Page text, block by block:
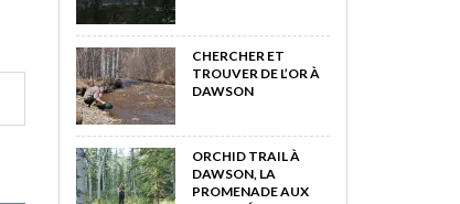
CHERCHER ET
TROUVER DE L’OR À
DAWSON
ORCHID TRAIL À
DAWSON, LA
PROMENADE AUX